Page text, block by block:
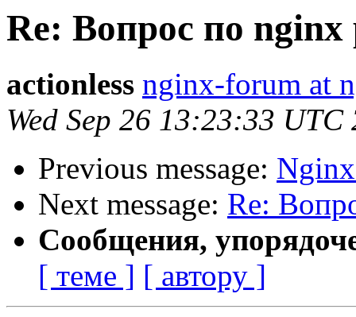
Re: Вопрос по
actionless nginx-forum at
Wed Sep 26 13:23:33 UTC
Previous message:
Next message: Re:
Сообщения,
[ теме ] [ автору ]